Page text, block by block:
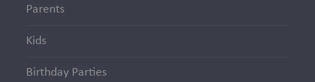
Parents
Kids
Birthday Parties